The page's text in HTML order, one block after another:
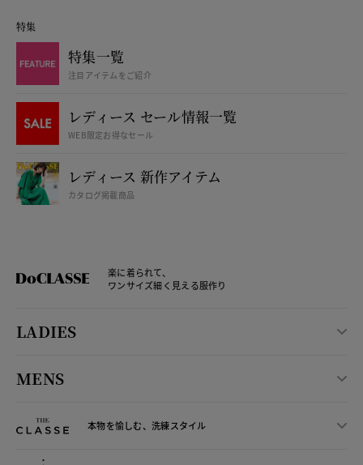
特集
特集一覧
注目アイテムをご紹介
レディース セール情報一覧
WEB限定お得なセール
レディース 新作アイテム
カタログ掲載商品
楽に着られて、
ワンサイズ細く見える服作り
LADIES
MENS
本物を愉しむ、洗練スタイル